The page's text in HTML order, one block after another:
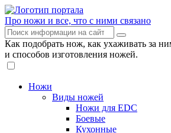
Про ножи и все, что с ними связано
Как подобрать нож, как ухаживать за
и способов изготовления ножей.
Ножи
Виды ножей
Ножи для EDC
Боевые
Кухонные